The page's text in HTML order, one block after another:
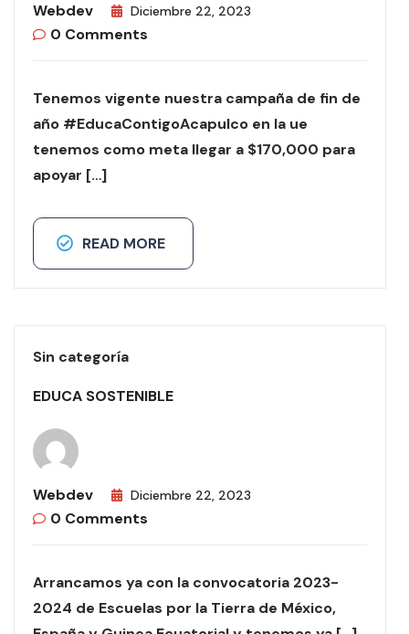
Webdev Diciembre 22, 2023
0 Comments
Tenemos vigente nuestra campaña de fin de
año #EducaContigoAcapulco en la ue
tenemos como meta llegar a $170,000 para
apoyar […]
READ MORE
Sin categoría
EDUCA SOSTENIBLE
Webdev Diciembre 22, 2023
0 Comments
Arrancamos ya con la convocatoria 2023-
2024 de Escuelas por la Tierra de México,